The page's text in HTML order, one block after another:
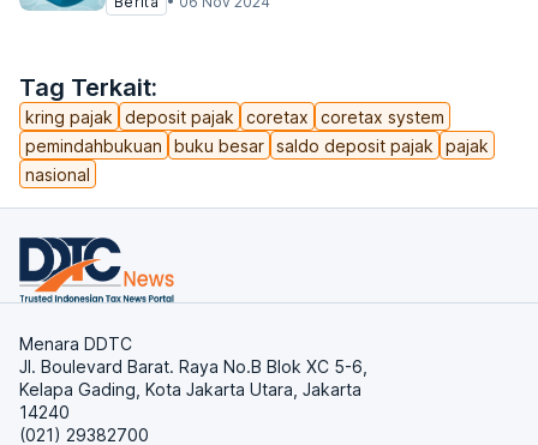
Tag Terkait:
kring pajak deposit pajak coretax
coretax system
pemindahbukuan
buku besar saldo deposit pajak
pajak
nasional
Menara DDTC
Jl. Boulevard Barat. Raya No.B Blok XC 5-6,
Kelapa Gading, Kota Jakarta Utara, Jakarta
14240
(021) 29382700